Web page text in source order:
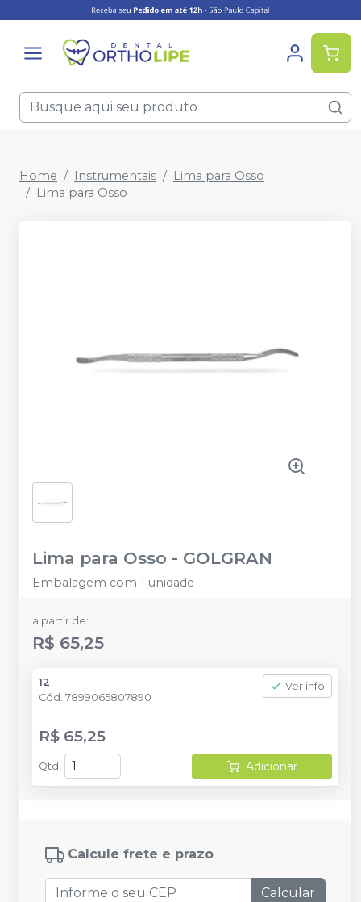
Home Instrumentais
Lima para Osso
Lima para Osso
Lima para Osso - GOLGRAN
Embalagem com 1 unidade
a partir de:
R$ 65,25
12
Cód. 7899065807890
Ver info
R$ 65,25
Qtd : Adicionar
Calcule frete e prazo
Calcular